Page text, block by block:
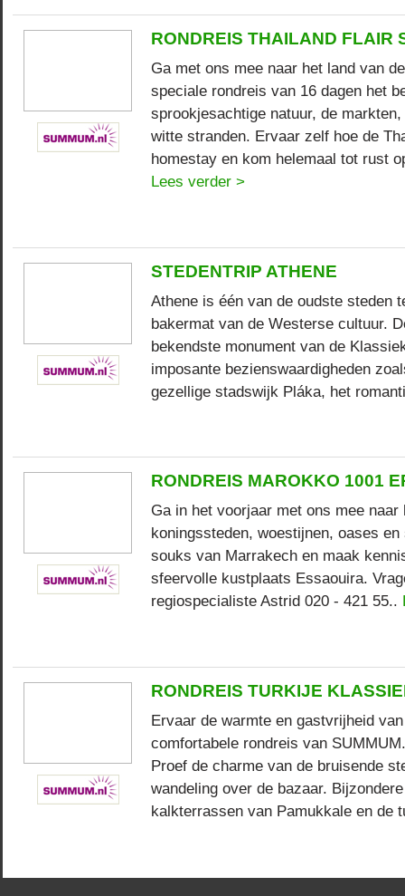
RONDREIS THAILAND FLAIR
Ga met ons mee naar het land van
speciale rondreis van 16 dagen het
sprookjesachtige natuur, de
witte stranden. Ervaar zelf hoe de
homestay en kom helemaal tot rust
Lees verder >
STEDENTRIP ATHENE
Athene is één van de oudste steden
bakermat van de Westerse cultuur.
bekendste monument van de
imposante bezienswaardigheden
gezellige stadswijk Pláka, het
RONDREIS MAROKKO 1001
Ga in het voorjaar met ons mee
koningssteden, woestijnen, oases
souks van Marrakech en maak
sfeervolle kustplaats Essaouira.
regiospecialiste Astrid 020 - 421 55..
RONDREIS TURKIJE
Ervaar de warmte en gastvrijheid
comfortabele rondreis van
Proef de charme van de bruisende
wandeling over de bazaar.
kalkterrassen van Pamukkale en de